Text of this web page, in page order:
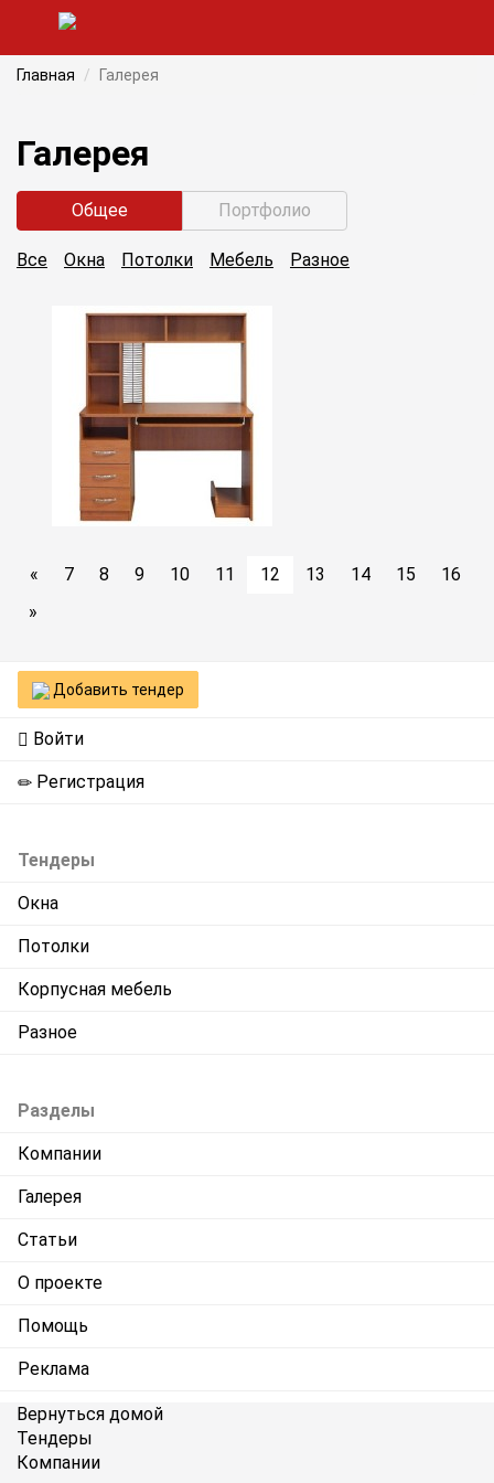
Главная Галерея
Галерея
Общее Портфолио
Все Окна Потолки Мебель Разное
« 7 8 9 10 11 12 13 14 15
16
»
Добавить тендер
Войти
Регистрация
Тендеры
Окна
Потолки
Корпусная мебель
Разное
Разделы
Компании
Галерея
Статьи
О проекте
Помощь
Реклама
Вернуться домой
Тендеры
Компании